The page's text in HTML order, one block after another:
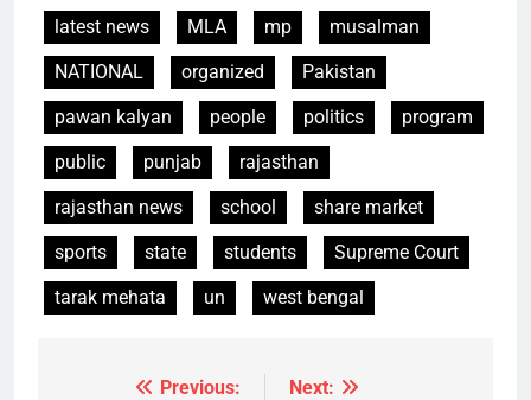
latest news
MLA mp
musalman
NATIONAL
organized
Pakistan
pawan kalyan
people politics
program
public
punjab
rajasthan
rajasthan news
school
share market
sports
state students
Supreme Court
tarak mehata
un west bengal
Previous:
Next: